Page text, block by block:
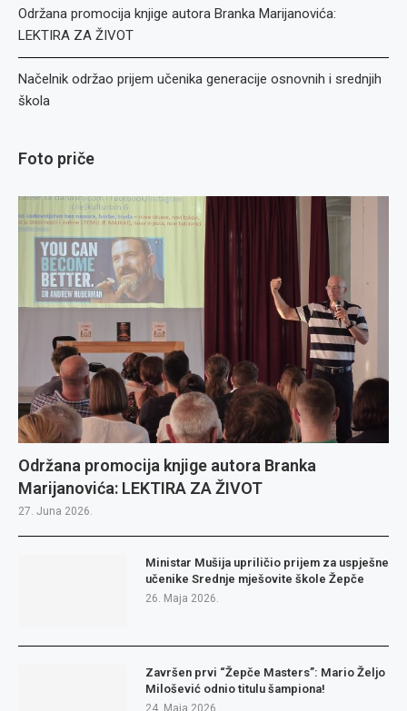
Održana promocija knjige autora Branka Marijanovića:
LEKTIRA ZA ŽIVOT
Načelnik održao prijem učenika generacije osnovnih i srednjih
škola
Foto priče
Održana promocija knjige autora Branka
Marijanovića: LEKTIRA ZA ŽIVOT
27. Juna 2026.
Ministar Mušija upriličio prijem za uspješne
učenike Srednje mješovite škole Žepče
26. Maja 2026.
Završen prvi “Žepče Masters”: Mario Željo
Milošević odnio titulu šampiona!
24. Maja 2026.